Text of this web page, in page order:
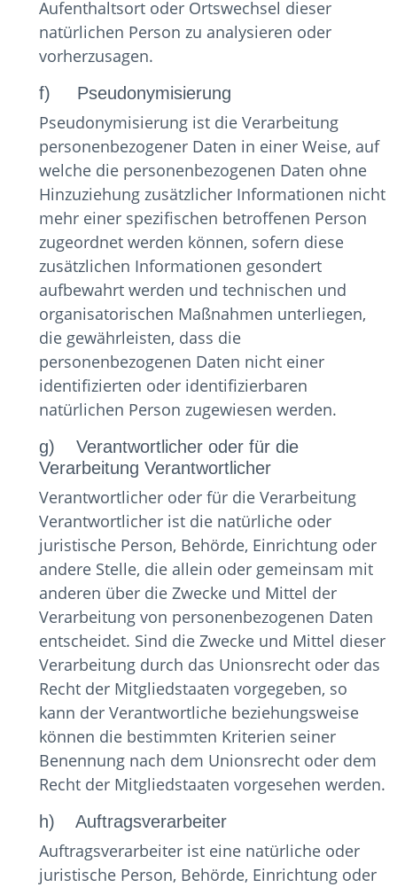
Aufenthaltsort oder Ortswechsel dieser
natürlichen Person zu analysieren oder
vorherzusagen.
f) Pseudonymisierung
Pseudonymisierung ist die Verarbeitung
personenbezogener Daten in einer Weise, auf
welche die personenbezogenen Daten ohne
Hinzuziehung zusätzlicher Informationen nicht
mehr einer spezifischen betroffenen Person
zugeordnet werden können, sofern diese
zusätzlichen Informationen gesondert
aufbewahrt werden und technischen und
organisatorischen Maßnahmen unterliegen,
die gewährleisten, dass die
personenbezogenen Daten nicht einer
identifizierten oder identifizierbaren
natürlichen Person zugewiesen werden.
g) Verantwortlicher oder für die
Verarbeitung Verantwortlicher
Verantwortlicher oder für die Verarbeitung
Verantwortlicher ist die natürliche oder
juristische Person, Behörde, Einrichtung oder
andere Stelle, die allein oder gemeinsam mit
anderen über die Zwecke und Mittel der
Verarbeitung von personenbezogenen Daten
entscheidet. Sind die Zwecke und Mittel dieser
Verarbeitung durch das Unionsrecht oder das
Recht der Mitgliedstaaten vorgegeben, so
kann der Verantwortliche beziehungsweise
können die bestimmten Kriterien seiner
Benennung nach dem Unionsrecht oder dem
Recht der Mitgliedstaaten vorgesehen werden.
h) Auftragsverarbeiter
Auftragsverarbeiter ist eine natürliche oder
juristische Person, Behörde, Einrichtung oder